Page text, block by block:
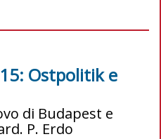
Ostpolitik e
di Budapest e
P. Erdo